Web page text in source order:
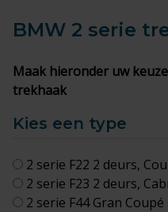
BMW 2 serie
Maak hieronder uw
trekhaak
Kies een type
2 serie F22 2 deurs,
2 serie F23 2 deurs,
2 serie F44 Gran Coupé